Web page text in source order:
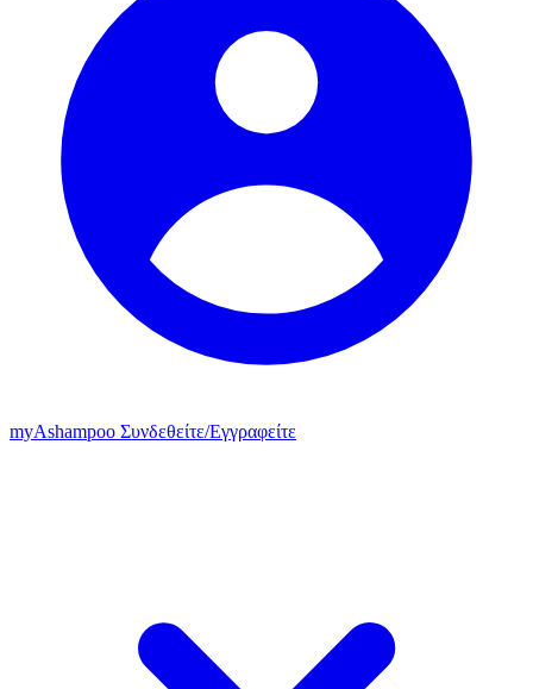
myAshampoo Συνδεθείτε/Εγγραφείτε